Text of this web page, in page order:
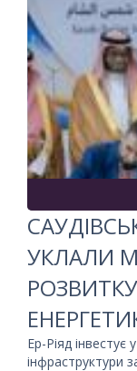
УКЛАЛИ
Ер-Ріяд інвестує
інфраструктури